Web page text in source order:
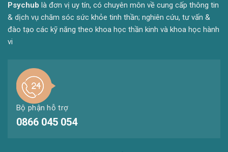
Psyc hub là đơn vị uy tín, có chuyên môn về cung cấp thông tin
& dịch vụ chăm sóc sức khỏe tinh thần; nghiên cứu, tư vấn &
đào tạo các kỹ năng theo khoa học thần kinh và khoa học hành
vi
Bộ phận hỗ trợ
0866 045 054